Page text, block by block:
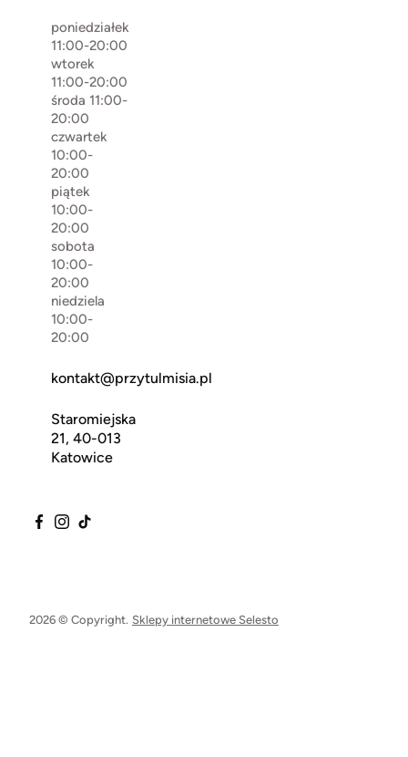
poniedziałek
11:00-20:00
wtorek
11:00-20:00
środa 11:00-
20:00
czwartek
10:00-
20:00
piątek
10:00-
20:00
sobota
10:00-
20:00
niedziela
10:00-
20:00
kontakt@przytulmisia.pl
Staromiejska
21, 40-013
Katowice
2026 © Copyright. Sklepy internetowe Selesto